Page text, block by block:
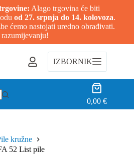
Alago trgovina će biti
od 27. srpnja do 14. kolovoza.
ćemo nastojati uredno obrađivati.
IZBORNIK
Košarica
0,00€
kružne
52 List pile